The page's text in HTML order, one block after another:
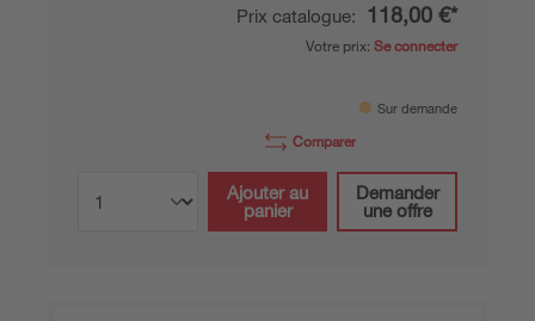
Prix catalogue: 118,00 €*
Votre prix: Se connecter
Sur demande
Comparer
Ajouter au
panier
Demander
une offre